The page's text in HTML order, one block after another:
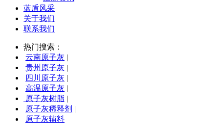
蓝盾风采
关于我们
联系我们
热门搜索：
云南原子灰 |
贵州原子灰 |
四川原子灰 |
高温原子灰 |
原子灰树脂 |
原子灰稀释剂 |
原子灰辅料